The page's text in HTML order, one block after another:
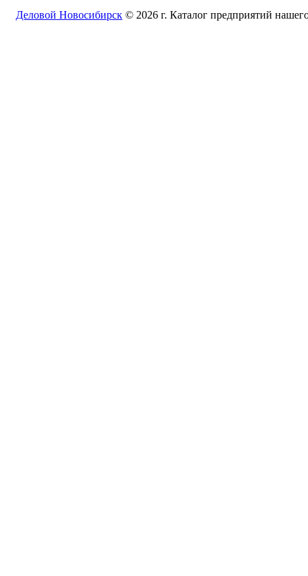
Деловой Новосибирск © 2026 г. Каталог предприятий